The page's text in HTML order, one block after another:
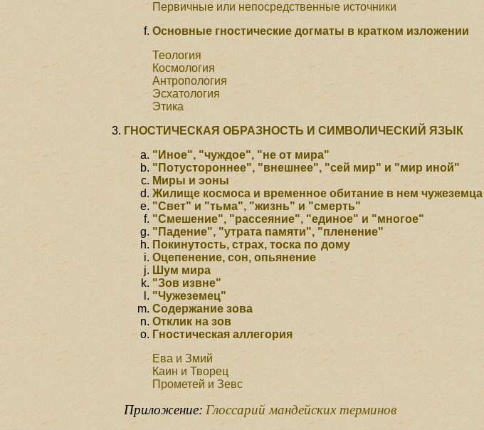
Первичные или непосредственные источники
Основные гностические догматы в кратком изложении
Теология
Космология
Антропология
Эсхатология
Этика
ГНОСТИЧЕСКАЯ ОБРАЗНОСТЬ И СИМВОЛИЧЕСКИЙ ЯЗЫК
"Иное", "чуждое", "не от мира"
"Потустороннее", "внешнее", "сей мир" и "мир иной"
Миры и эоны
Жилище космоса и временное обитание в нем чужеземца
"Свет" и "тьма", "жизнь" и "смерть"
"Смешение", "рассеяние", "единое" и "многое"
"Падение", "утрата памяти", "пленение"
Покинутость, страх, тоска по дому
Оцепенение, сон, опьянение
Шум мира
"Зов извне"
"Чужеземец"
Содержание зова
Отклик на зов
Гностическая аллегория
Ева и Змий
Каин и Творец
Прометей и Зевс
Приложение: Глоссарий мандейских терминов